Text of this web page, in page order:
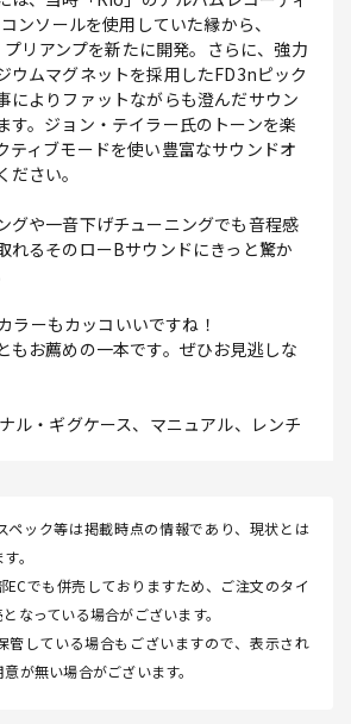
ンソールを使用していた縁から、
リアンプを新たに開発。さらに、強力
ウムマグネットを採用したFD3nピック
によりファットながらも澄んだサウン
す。ジョン・テイラー氏のトーンを楽
ティブモードを使い豊富なサウンドオ
さい。
グや一音下げチューニングでも音程感
れるそのローBサウンドにきっと驚か
ラーもカッコいいですね！
もお薦めの一本です。ぜひお見逃しな
ル・ギグケース、マニュアル、レンチ
ック等は掲載時点の情報であり、現状とは
。
でも併売しておりますため、ご注文のタイ
なっている場合がございます。
している場合もございますので、表示され
が無い場合がございます。